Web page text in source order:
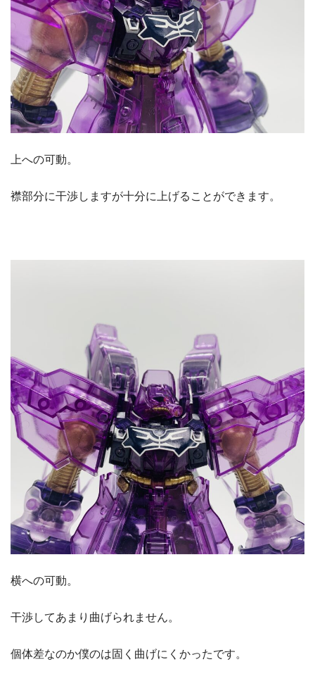
上への可動。
襟部分に干渉しますが十分に上げることができます。
横への可動。
干渉してあまり曲げられません。
個体差なのか僕のは固く曲げにくかったです。